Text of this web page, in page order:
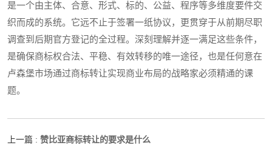
是一个由主体、合意、形式、标的、公益、程序等多维度要件交
织而成的系统。它远不止于签署一纸协议，更贯穿于从前期尽职
调查到后期官方登记的全过程。深刻理解并逐一满足这些条件，
是确保商标权合法、平稳、有效转移的唯一途径，也是任何意在
卢森堡市场通过商标转让实现商业布局的战略家必须精通的课
题。
上一篇 : 赞比亚商标转让的要求是什么